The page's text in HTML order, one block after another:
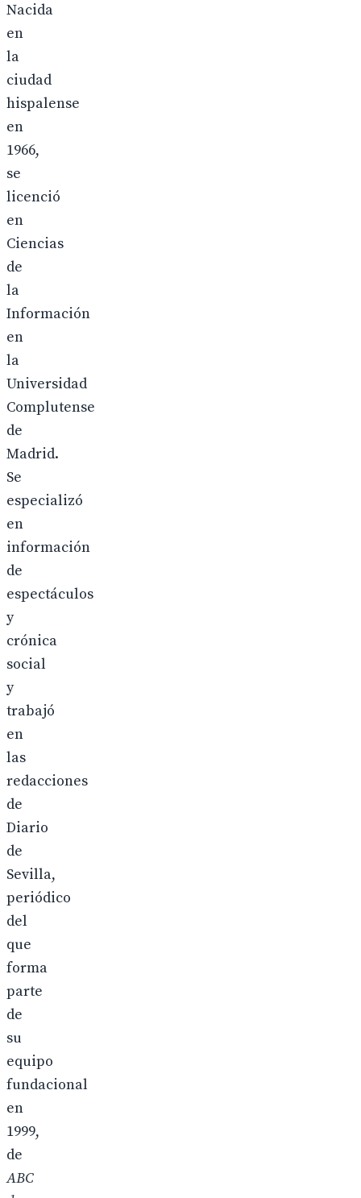
Nacida
en
la
ciudad
hispalense
en
1966,
se
licenció
en
Ciencias
de
la
Información
en
la
Universidad
Complutense
de
Madrid.
Se
especializó
en
información
de
espectáculos
y
crónica
social
y
trabajó
en
las
redacciones
de
Diario
de
Sevilla,
periódico
del
que
forma
parte
de
su
equipo
fundacional
en
1999,
de
ABC